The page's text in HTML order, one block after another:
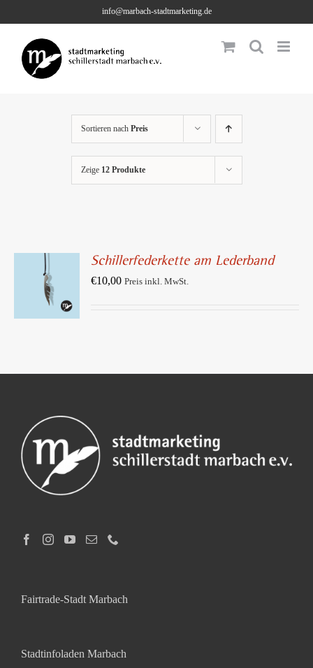
content
info@marbach-stadtmarketing.de
Sortieren nach Preis
Zeige 12 Produkte
IN DEN
WARENKORB
/
DETAILS
Schillerfederkette am Lederband
€10,00 Preis inkl. MwSt.
Fairtrade-Stadt Marbach
Stadtinfoladen Marbach